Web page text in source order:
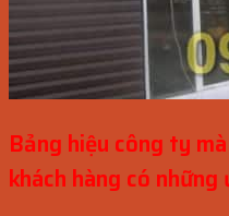
Bảng hiệu công ty
khách hàng có những